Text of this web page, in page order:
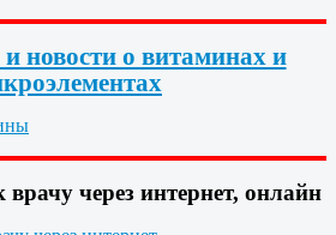
новости о витаминах и
через интернет, онлайн